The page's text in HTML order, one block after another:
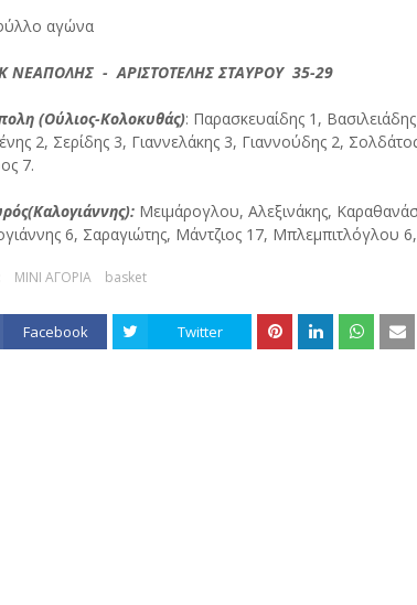
αγώνα
ΝΕΑΠΟΛΗΣ - ΑΡΙΣΤΟΤΕΛΗΣ ΣΤΑΥΡΟΥ 35-29
(Ούλιος-Κολοκυθάς): Παρασκευαίδης 1,
2, Σερίδης 3, Γιαννελάκης 3, Γιαννούδης 2,
7.
Μειμάρογλου, Αλεξινάκης,
6, Σαραγιώτης, Μάντζιος 17, Μπλεμπιτλόγλου
ΜΙΝΙ ΑΓΟΡΙΑ basket
Facebook Twitter